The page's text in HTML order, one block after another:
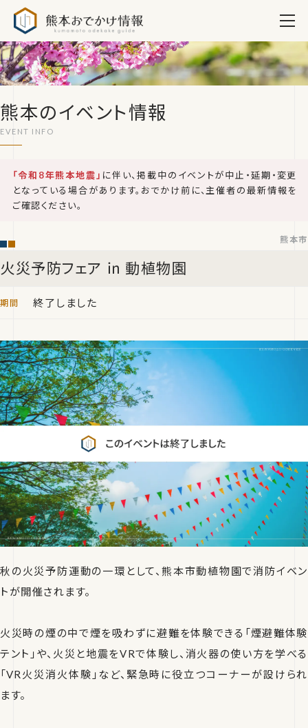
熊本のイベント情報
「令和8年熊本地震」 に伴い、掲載中のイベントが中止・延期・変更
となっている場合があります。おでかけ前に、主催者の最新情報を
ご確認ください。
火災予防フェア ㏌ 動植物園
熊本市
終了しました
秋の火災予防運動の一環として、熊本市動植物園で消防イベン
トが開催されます。
火災時の煙の中で煙を吸わずに避難を体験できる「煙避難体験
テント」や、火災と地震をVRで体験し、消火器の使い方を学べる
「VR火災消火体験」など、緊急時に役立つコーナーが設けられ
ます。